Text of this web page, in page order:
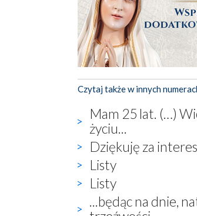
Czytaj także w innych
Mam 25 lat. (…)
życiu...
Dziękuję za
Listy
Listy
...będąc na dnie,